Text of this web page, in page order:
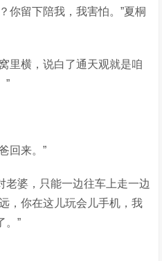
你留下陪我，我害怕。”夏桐
里横，说白了通天观就是咱
”
回来。”
老婆，只能一边往车上走一边
，你在这儿玩会儿手机，我
。”